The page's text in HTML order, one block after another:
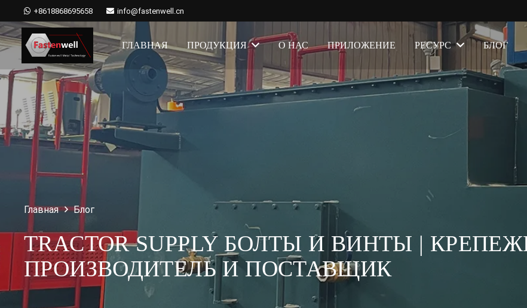
+8618868695658 info@fastenwell.cn
ГЛАВНАЯ ПРОДУКЦИЯ О НАС ПРИЛОЖЕНИЕ РЕСУРС БЛОГ
Главная Блог
TRACTOR SUPPLY БОЛТЫ И ВИНТЫ |
ПРОИЗВОДИТЕЛЬ И ПОСТАВЩИК